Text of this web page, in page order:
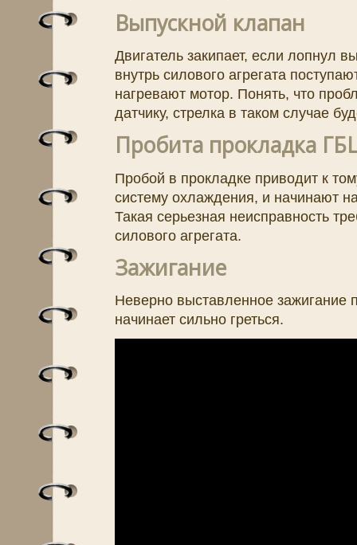
Выпускной клапан
Двигатель закипает, если лопнул
внутрь силового агрегата
нагревают мотор. Понять, что
датчику, стрелка в таком случае
Пробита прокладка
Пробой в прокладке приводит к
систему охлаждения, и начинают
Такая серьезная неисправность
силового агрегата.
Зажигание
Неверно выставленное зажигание
начинает сильно греться.